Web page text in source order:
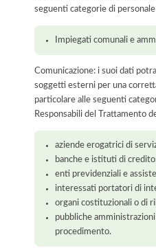
seguenti categorie di
Impiegati comunali e
Comunicazione: i suoi dati
soggetti esterni per una
particolare alle seguenti
Responsabili del Trattamento
aziende erogatrici di
banche e istituti di
enti previdenziali e
interessati portatori di
organi costituzionali o di
pubbliche
procedimento.